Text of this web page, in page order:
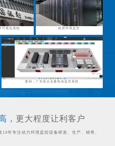
可视化系统 机房环境监控
案例：广东某企业蓄电池监控系统
， 更大程度让利客户
14年专注动力环境监控设备研发、生产、销售、